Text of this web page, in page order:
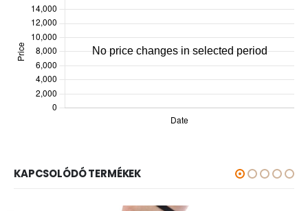
KAPCSOLÓDÓ TERMÉKEK